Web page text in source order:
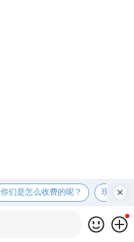
你们是怎么收费的呢？ 现在有